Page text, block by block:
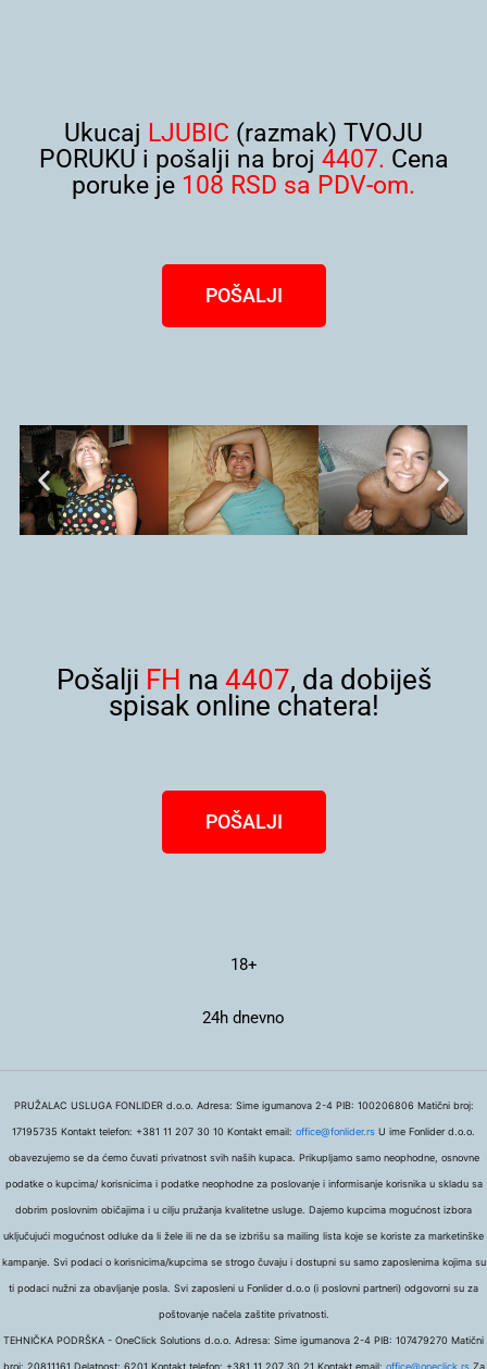
Ukucaj LJUBIC (razmak) TVOJU
PORUKU i pošalji na broj 4407. Cena
poruke je 108 RSD sa PDV-om.
POŠALJI
Pošalji FH na 4407, da dobiješ
spisak online chatera!
POŠALJI
18+
24h dnevno
PRUŽALAC USLUGA FONLIDER d.o.o. Adresa: Sime igumanova 2-4 PIB: 100206806 Matični broj:
17195735 Kontakt telefon: +381 11 207 30 10 Kontakt email: office@fonlider.rs U ime Fonlider d.o.o.
obavezujemo se da ćemo čuvati privatnost svih naših kupaca. Prikupljamo samo neophodne, osnovne
podatke o kupcima/ korisnicima i podatke neophodne za poslovanje i informisanje korisnika u skladu sa
dobrim poslovnim običajima i u cilju pružanja kvalitetne usluge. Dajemo kupcima mogućnost izbora
uključujući mogućnost odluke da li žele ili ne da se izbrišu sa mailing lista koje se koriste za marketinške
kampanje. Svi podaci o korisnicima/kupcima se strogo čuvaju i dostupni su samo zaposlenima kojima su
ti podaci nužni za obavljanje posla. Svi zaposleni u Fonlider d.o.o (i poslovni partneri) odgovorni su za
poštovanje načela zaštite privatnosti.
TEHNIČKA PODRŠKA - OneClick Solutions d.o.o. Adresa: Sime igumanova 2-4 PIB: 107479270 Matični
broj: 20811161 Delatnost: 6201 Kontakt telefon: +381 11 207 30 21 Kontakt email: office@oneclick.rsZa